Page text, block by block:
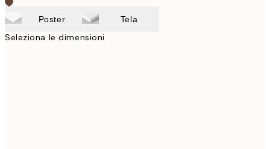
Poster Tela
Seleziona le dimensioni